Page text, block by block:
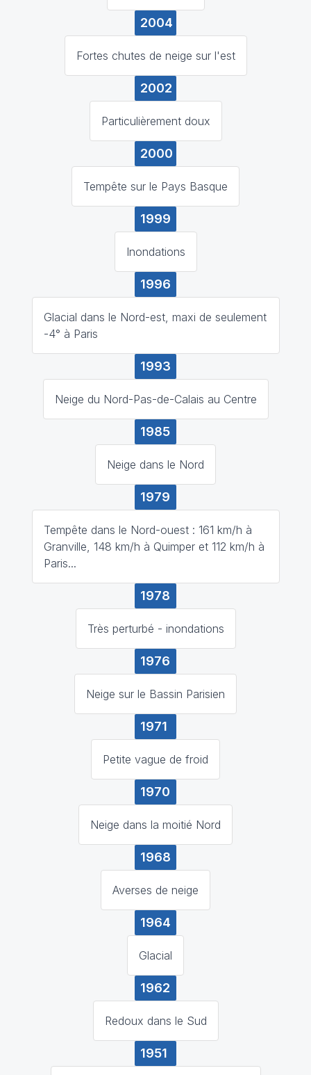
2004
Fortes chutes de neige sur l'est
2002
Particulièrement doux
2000
Tempête sur le Pays Basque
1999
Inondations
1996
Glacial dans le Nord-est, maxi de seulement
-4° à Paris
1993
Neige du Nord-Pas-de-Calais au Centre
1985
Neige dans le Nord
1979
Tempête dans le Nord-ouest : 161 km/h à
Granville, 148 km/h à Quimper et 112 km/h à
Paris...
1978
Très perturbé - inondations
1976
Neige sur le Bassin Parisien
1971
Petite vague de froid
1970
Neige dans la moitié Nord
1968
Averses de neige
1964
Glacial
1962
Redoux dans le Sud
1951